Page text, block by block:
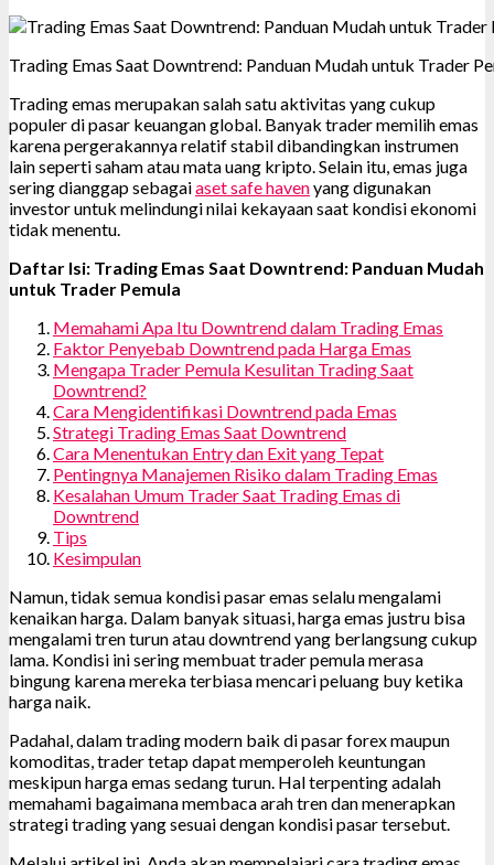
Trading Emas Saat Downtrend: Panduan Mudah untuk Trader
Trading emas merupakan salah satu aktivitas yang cukup
populer di pasar keuangan global. Banyak trader memilih emas
karena pergerakannya relatif stabil dibandingkan instrumen
lain seperti saham atau mata uang kripto. Selain itu, emas juga
sering dianggap sebagaiaset safe havenyang digunakan
investor untuk melindungi nilai kekayaan saat kondisi ekonomi
tidak menentu.
Daftar Isi: Trading Emas Saat Downtrend: Panduan Mudah
untuk Trader Pemula
Memahami Apa Itu Downtrend dalam Trading Emas
Faktor Penyebab Downtrend pada Harga Emas
Mengapa Trader Pemula Kesulitan Trading Saat
Downtrend?
Cara Mengidentifikasi Downtrend pada Emas
Strategi Trading Emas Saat Downtrend
Cara Menentukan Entry dan Exit yang Tepat
Pentingnya Manajemen Risiko dalam Trading Emas
Kesalahan Umum Trader Saat Trading Emas di
Downtrend
Tips
Kesimpulan
Namun, tidak semua kondisi pasar emas selalu mengalami
kenaikan harga. Dalam banyak situasi, harga emas justru bisa
mengalami tren turun atau downtrend yang berlangsung cukup
lama. Kondisi ini sering membuat trader pemula merasa
bingung karena mereka terbiasa mencari peluang buy ketika
harga naik.
Padahal, dalam trading modern baik di pasar forex maupun
komoditas, trader tetap dapat memperoleh keuntungan
meskipun harga emas sedang turun. Hal terpenting adalah
memahami bagaimana membaca arah tren dan menerapkan
strategi trading yang sesuai dengan kondisi pasar tersebut.